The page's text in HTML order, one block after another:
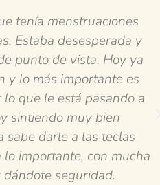
con Ariadna por el
salieron otros temas
más importante que he
marcar los objetivos a
a cómo me siento y que a
altibajos. Pero a raíz de
en el plan me siento
mi cuerpo y sobre
ponerme yo como mi